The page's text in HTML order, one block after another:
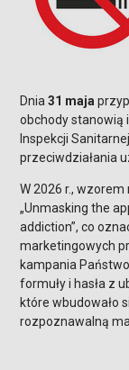
Dnia31 maja
obchody stanowią
Inspekcji
przeciwdziałania
W 2026 r., wzorem
„Unmasking the
addiction”, co
marketingowych
kampania
formuły i hasła z
które wbudowało
rozpoznawalną